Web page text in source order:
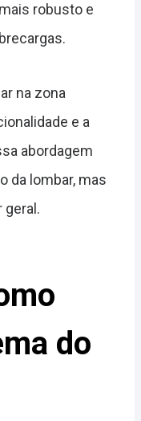
robusto e
na zona
e a
abordagem
da lombar, mas
do